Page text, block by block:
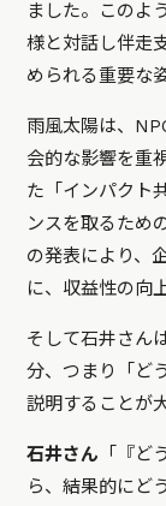
ました。このよ
様と対話し伴走
められる重要な
雨風太陽は、
会的な影響を重
た「インパクト
ンスを取るため
の発表により、
に、収益性の向
そして石井さん
分、つまり「ど
説明することが
石井さん 「『
ら、結果的にど